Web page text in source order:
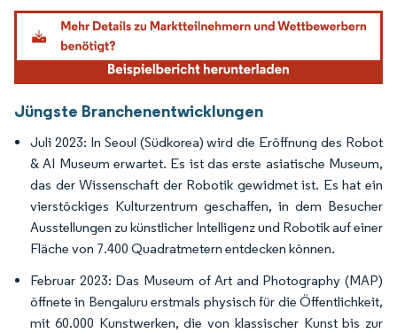
Bild © Mordor Intelligence. Wiederverwendung erfordert Namensnennung gemäß
Jüngste Branchenentwicklungen
Juli 2023: In Seoul (Südkorea) wird die Eröffnung des Robot
& AI Museum erwartet. Es ist das erste asiatische Museum,
das der Wissenschaft der Robotik gewidmet ist. Es hat ein
vierstöckiges Kulturzentrum geschaffen, in dem Besucher
Ausstellungen zu künstlicher Intelligenz und Robotik auf einer
Fläche von 7.400 Quadratmetern entdecken können.
Februar 2023: Das Museum of Art and Photography (MAP)
öffnete in Bengaluru erstmals physisch für die Öffentlichkeit,
mit 60.000 Kunstwerken, die von klassischer Kunst bis zur